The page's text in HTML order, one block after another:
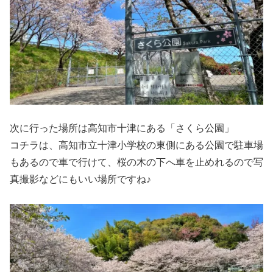
次に行った場所は高知市十津にある「さくら公園」
コチラは、高知市立十津小学校の東側にある公園で駐車場
もあるので車で行けて、桜の木の下へ車を止めれるので写
真撮影などにもいい場所ですね♪